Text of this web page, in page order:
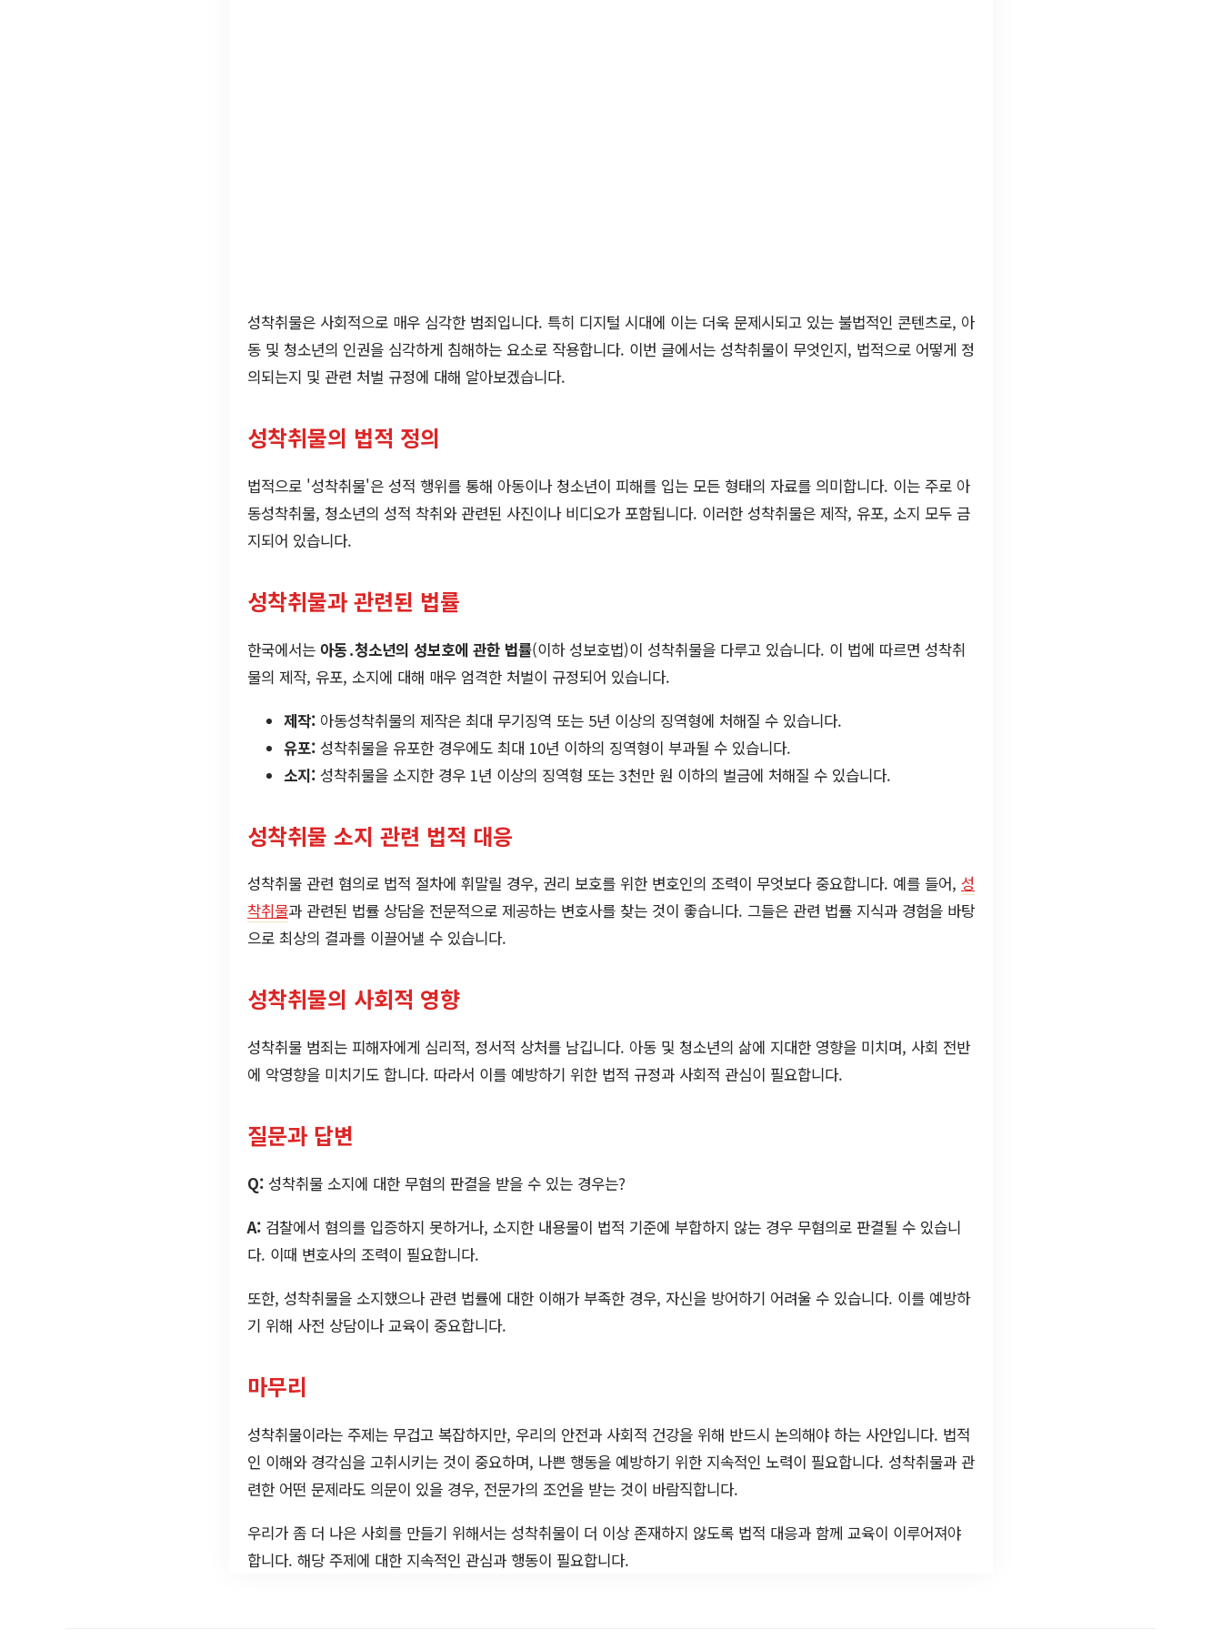
성착취물은 사회적으로 매우 심각한 범죄입니다. 특히 디지털 시대에 이는 더욱 문제시되고 있는 불법적인 콘텐츠로, 아
동 및 청소년의 인권을 심각하게 침해하는 요소로 작용합니다. 이번 글에서는 성착취물이 무엇인지, 법적으로 어떻게 정
의되는지 및 관련 처벌 규정에 대해 알아보겠습니다.
성착취물의 법적 정의
법적으로 '성착취물'은 성적 행위를 통해 아동이나 청소년이 피해를 입는 모든 형태의 자료를 의미합니다. 이는 주로 아
동성착취물, 청소년의 성적 착취와 관련된 사진이나 비디오가 포함됩니다. 이러한 성착취물은 제작, 유포, 소지 모두 금
지되어 있습니다.
성착취물과 관련된 법률
한국에서는 아동․청소년의 성보호에 관한 법률(이하 성보호법)이 성착취물을 다루고 있습니다. 이 법에 따르면 성착취
물의 제작, 유포, 소지에 대해 매우 엄격한 처벌이 규정되어 있습니다.
제작: 아동성착취물의 제작은 최대 무기징역 또는 5년 이상의 징역형에 처해질 수 있습니다.
유포: 성착취물을 유포한 경우에도 최대 10년 이하의 징역형이 부과될 수 있습니다.
소지: 성착취물을 소지한 경우 1년 이상의 징역형 또는 3천만 원 이하의 벌금에 처해질 수 있습니다.
성착취물 소지 관련 법적 대응
성착취물 관련 혐의로 법적 절차에 휘말릴 경우, 권리 보호를 위한 변호인의 조력이 무엇보다 중요합니다. 예를 들어, 성
착취물과 관련된 법률 상담을 전문적으로 제공하는 변호사를 찾는 것이 좋습니다. 그들은 관련 법률 지식과 경험을 바탕
으로 최상의 결과를 이끌어낼 수 있습니다.
성착취물의 사회적 영향
성착취물 범죄는 피해자에게 심리적, 정서적 상처를 남깁니다. 아동 및 청소년의 삶에 지대한 영향을 미치며, 사회 전반
에 악영향을 미치기도 합니다. 따라서 이를 예방하기 위한 법적 규정과 사회적 관심이 필요합니다.
질문과 답변
Q: 성착취물 소지에 대한 무혐의 판결을 받을 수 있는 경우는?
A: 검찰에서 혐의를 입증하지 못하거나, 소지한 내용물이 법적 기준에 부합하지 않는 경우 무혐의로 판결될 수 있습니
다. 이때 변호사의 조력이 필요합니다.
또한, 성착취물을 소지했으나 관련 법률에 대한 이해가 부족한 경우, 자신을 방어하기 어려울 수 있습니다. 이를 예방하
기 위해 사전 상담이나 교육이 중요합니다.
마무리
성착취물이라는 주제는 무겁고 복잡하지만, 우리의 안전과 사회적 건강을 위해 반드시 논의해야 하는 사안입니다. 법적
인 이해와 경각심을 고취시키는 것이 중요하며, 나쁜 행동을 예방하기 위한 지속적인 노력이 필요합니다. 성착취물과 관
련한 어떤 문제라도 의문이 있을 경우, 전문가의 조언을 받는 것이 바람직합니다.
우리가 좀 더 나은 사회를 만들기 위해서는 성착취물이 더 이상 존재하지 않도록 법적 대응과 함께 교육이 이루어져야
합니다. 해당 주제에 대한 지속적인 관심과 행동이 필요합니다.